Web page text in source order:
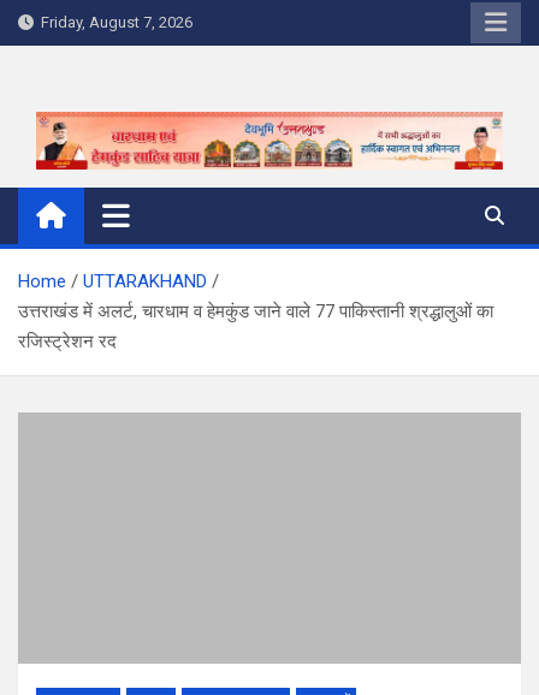
Skip
to
Friday, August 7, 2026
Home
UTTARAKHAND
उत्तराखंड में अलर्ट, चारधाम व हेमकुंड जाने वाले 77 पाकिस्‍तानी श्रद्धालुओं का
रजिस्‍ट्रेशन रद